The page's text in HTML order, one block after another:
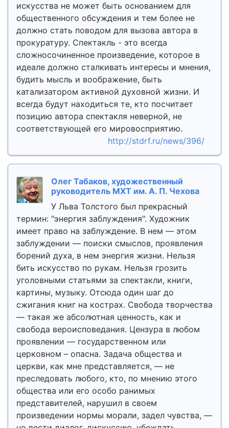
искусства не может быть основанием для
общественного обсуждения и тем более не
должно стать поводом для вызова автора в
прокуратуру. Спектакль - это всегда
сложносочиненное произведение, которое в
идеале должно сталкивать интересы и мнения,
будить мысль и воображение, быть
катализатором активной духовной жизни. И
всегда будут находиться те, кто посчитает
позицию автора спектакля неверной, не
соответствующей его мировосприятию.
http://stdrf.ru/news/396/
Олег Табаков, художественный
руководитель МХТ им. А. П. Чехова
У Льва Толстого был прекрасный
термин: "энергия заблуждения". Художник
имеет право на заблуждение. В нем — этом
заблуждении — поиски смыслов, проявления
борений духа, в нем энергия жизни. Нельзя
бить искусство по рукам. Нельзя грозить
уголовными статьями за спектакли, книги,
картины, музыку. Отсюда один шаг до
сжигания книг на кострах. Свобода творчества
— такая же абсолютная ценность, как и
свобода вероисповедания. Цензура в любом
проявлении — государственном или
церковном – опасна. Задача общества и
церкви, как мне представляется, — не
преследовать любого, кто, по мнению этого
общества или его особо ранимых
представителей, нарушил в своем
произведении нормы морали, задел чувства, —